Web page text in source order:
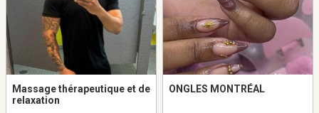
Massage thérapeutique et de
relaxation
ONGLES MONTRÉAL